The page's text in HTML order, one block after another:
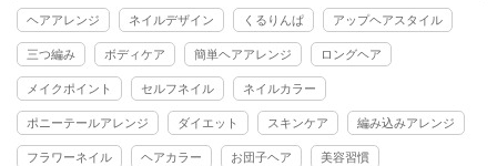
ヘアアレンジ ネイルデザイン くるりんぱ アップヘアスタイル
三つ編み ボディケア 簡単ヘアアレンジ ロングヘア
メイクポイント セルフネイル ネイルカラー
ポニーテールアレンジ ダイエット スキンケア 編み込みアレンジ
フラワーネイル ヘアカラー お団子ヘア 美容習慣